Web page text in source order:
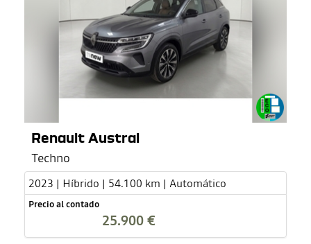
Renault Austral
Techno
2023 | Híbrido | 54.100 km | Automático
Precio al contado
25.900 €